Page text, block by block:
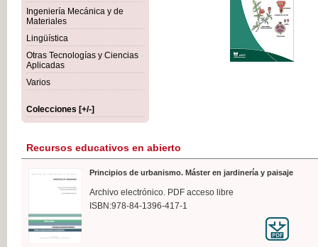
Ingeniería Mecánica y de
Materiales
Lingüística
Otras Tecnologías y Ciencias
Aplicadas
Varios
Colecciones [+/-]
Recursos educativos en abierto
Principios de urbanismo. Máster en jardinería y paisaje
Archivo electrónico. PDF acceso libre
ISBN:978-84-1396-417-1